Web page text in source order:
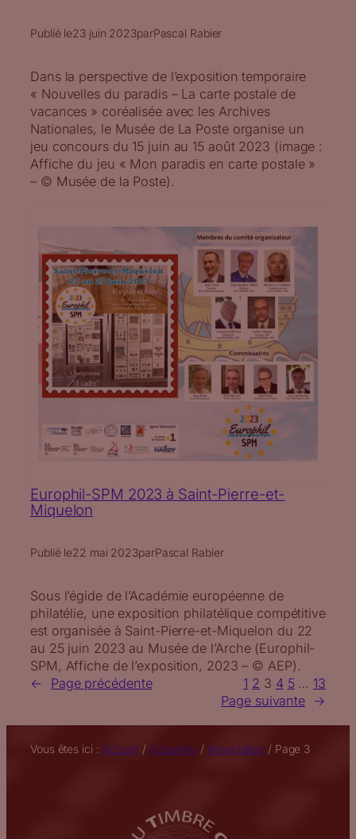
Publié le23 juin 2023parPascal Rabier
Dans la perspective de l’exposition temporaire
« Nouvelles du paradis – La carte postale de
vacances » coréalisée avec les Archives
Nationales, le Musée de La Poste organise un
jeu concours du 15 juin au 15 août 2023 (image :
Affiche du jeu « Mon paradis en carte postale »
– © Musée de la Poste).
Europhil-SPM 2023 à Saint-Pierre-et-
Miquelon
Publié le22 mai 2023parPascal Rabier
Sous l’égide de l’Académie européenne de
philatélie, une exposition philatélique compétitive
est organisée à Saint-Pierre-et-Miquelon du 22
au 25 juin 2023 au Musée de l’Arche (Europhil-
SPM, Affiche de l’exposition, 2023 – © AEP).
←
Page précédente 1 2 3 4 5 … 13
Page suivante →
Vous êtes ici :Accueil /Actualités/Association / Page 3